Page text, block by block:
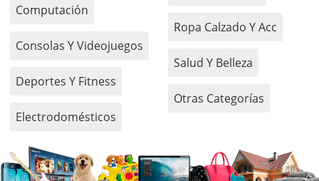
Computación
Consolas Y Videojuegos
Deportes Y Fitness
Electrodomésticos
Ropa Calzado Y Acc
Salud Y Belleza
Otras Categorías